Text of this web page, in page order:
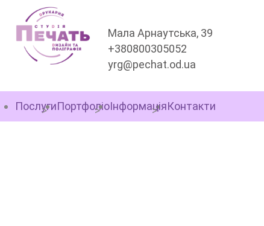
Мала Арнаутська, 39
+380800305052
yrg@pechat.od.ua
ПослугиПортфоліоІнформаціяКонтакти
ПІДСТАВКИ ДЛЯ